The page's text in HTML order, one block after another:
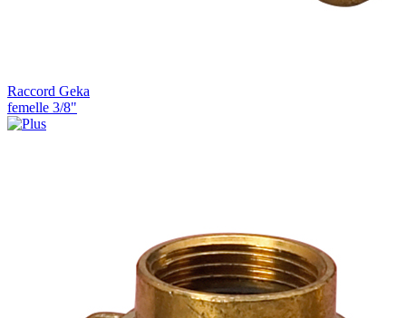
Raccord Geka
femelle 3/8"